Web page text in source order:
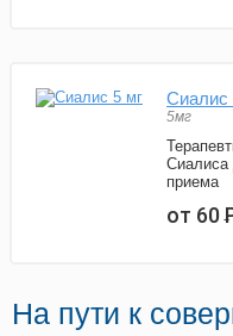
Сиалис
5мг
Сиалиса
приема
от 60
На пути к